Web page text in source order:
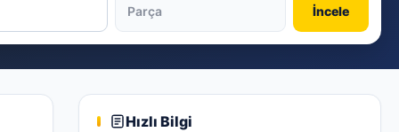
İncele
Hızlı Bilgi